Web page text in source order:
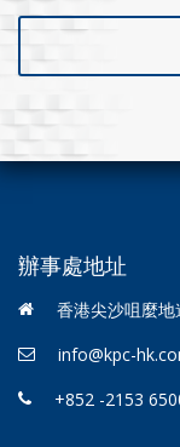
辦事處地址
香港尖沙咀麼
info@kpc-
+852 -2153